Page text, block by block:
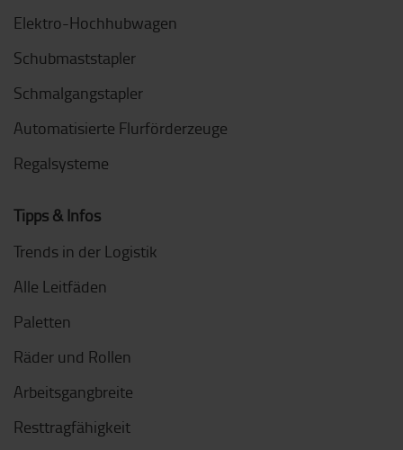
Elektro-Hochhubwagen
Schubmaststapler
Schmalgangstapler
Automatisierte Flurförderzeuge
Regalsysteme
Tipps & Infos
Trends in der Logistik
Alle Leitfäden
Paletten
Räder und Rollen
Arbeitsgangbreite
Resttragfähigkeit